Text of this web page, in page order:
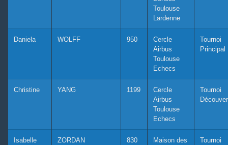
Toulouse
Lardenne
Daniela WOLFF 950
Cercle
Airbus
Toulouse
Echecs
Tournoi
Principal
Christine YANG 1199
Cercle
Airbus
Toulouse
Echecs
Tournoi
Isabelle ZORDAN 830
Maison des
Tournoi